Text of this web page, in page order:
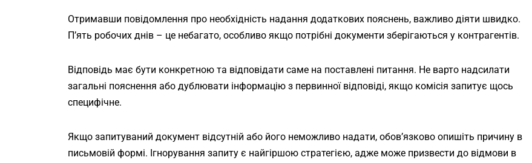
Отримавши повідомлення про необхідність надання додаткових пояснень, важливо діяти швидко.
П’ять робочих днів – це небагато, особливо якщо потрібні документи зберігаються у контрагентів.
Відповідь має бути конкретною та відповідати саме на поставлені питання. Не варто надсилати
загальні пояснення або дублювати інформацію з первинної відповіді, якщо комісія запитує щось
специфічне.
Якщо запитуваний документ відсутній або його неможливо надати, обов’язково опишіть причину в
письмовій формі. Ігнорування запиту є найгіршою стратегією, адже може призвести до відмови в